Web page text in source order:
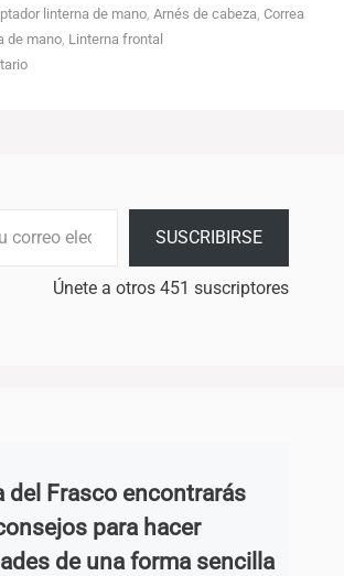
linterna de mano, Arnés de cabeza Correa
de mano Linterna frontal
SUSCRIBIRSE
Únete a otros 451 suscriptores
del Frasco encontrarás
para hacer
de una forma sencilla